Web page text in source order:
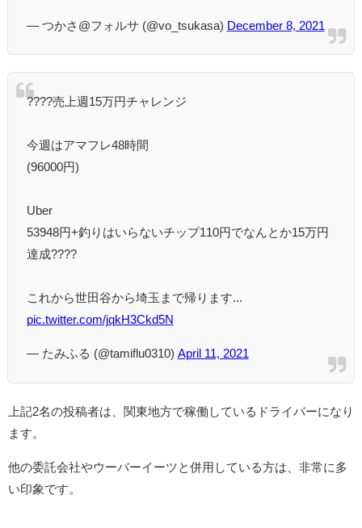
— つかさ@フォルサ (@vo_tsukasa) December 8, 2021
????売上週15万円チャレンジ
今週はアマフレ48時間
(96000円)
Uber
53948円+釣りはいらないチップ110円でなんとか15万円
達成????
これから世田谷から埼玉まで帰ります...
pic.twitter.com/jqkH3Ckd5N
— たみふる (@tamiflu0310) April 11, 2021
上記2名の投稿者は、関東地方で稼働しているドライバーになり
ます。
他の委託会社やウーバーイーツと併用している方は、非常に多
い印象です。